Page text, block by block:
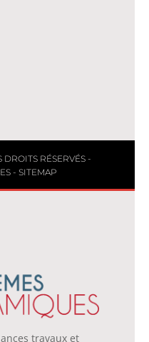
RÉSERVÉS -
- SITEMAP
travaux et